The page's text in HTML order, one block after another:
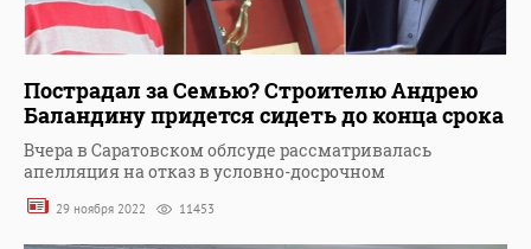
Пострадал за Семью? Строителю Андрею
Баландину придется сидеть до конца срока
Вчера в Саратовском облсуде рассматривалась
апелляция на отказ в условно-досрочном
29 ноября 2022 11453